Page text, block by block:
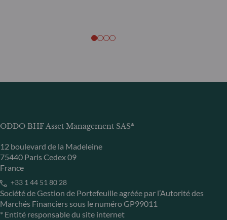
ODDO BHF Asset Management SAS*
12 boulevard de la Madeleine
75440 Paris Cedex 09
France
+33 1 44 51 80 28
Société de Gestion de Portefeuille agréée par l’Autorité des
Marchés Financiers sous le numéro GP99011
* Entité responsable du site internet